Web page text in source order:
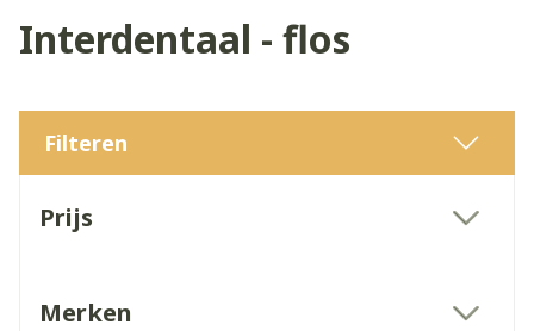
Interdentaal - flos
Filteren
Prijs
Merken